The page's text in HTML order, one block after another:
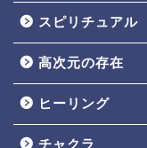
スピリチュアル
高次元の存在
ヒーリング
チャクラ